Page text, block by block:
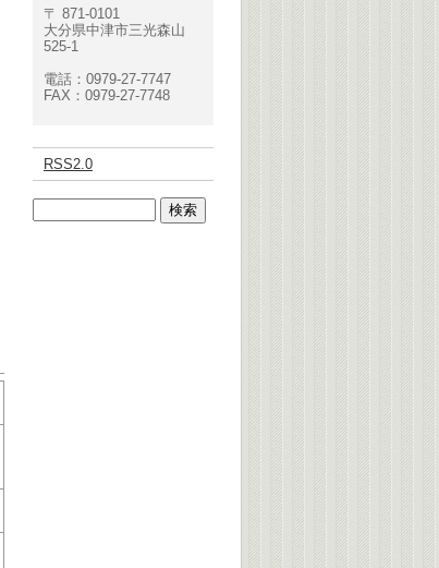
〒 871-0101
大分県中津市三光森山
525-1
電話：0979-27-7747
FAX：0979-27-7748
RSS2.0